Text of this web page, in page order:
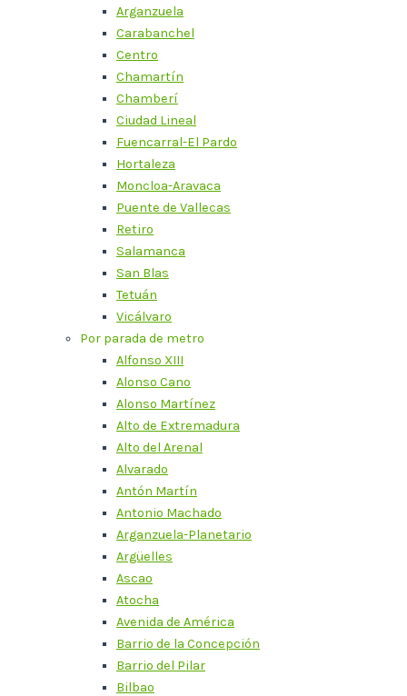
Arganzuela
Carabanchel
Centro
Chamartín
Chamberí
Ciudad Lineal
Fuencarral-El Pardo
Hortaleza
Moncloa-Aravaca
Puente de Vallecas
Retiro
Salamanca
San Blas
Tetuán
Vicálvaro
Por parada de metro
Alfonso XIII
Alonso Cano
Alonso Martínez
Alto de Extremadura
Alto del Arenal
Alvarado
Antón Martín
Antonio Machado
Arganzuela-Planetario
Argüelles
Ascao
Atocha
Avenida de América
Barrio de la Concepción
Barrio del Pilar
Bilbao